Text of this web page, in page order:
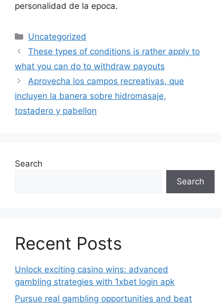
personalidad de la epoca.
Categories
Uncategorized
These types of conditions is rather apply to
what you can do to withdraw payouts
Aprovecha los campos recreativas, que
incluyen la banera sobre hidromasaje,
tostadero y pabellon
Search
Search
Recent Posts
Unlock exciting casino wins: advanced
gambling strategies with 1xbet login apk
Pursue real gambling opportunities and beat